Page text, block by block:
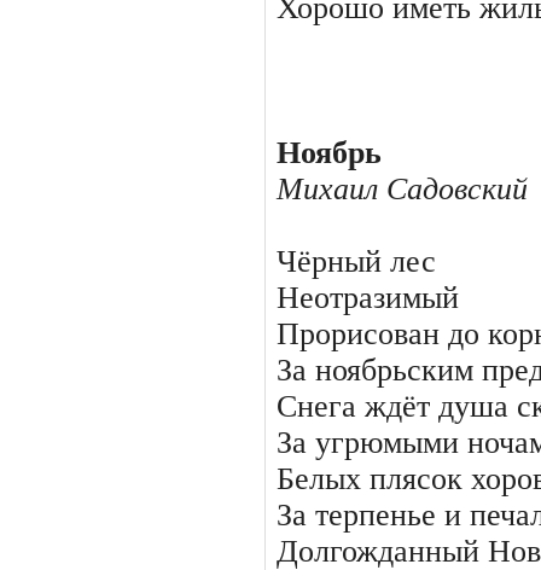
Хорошо иметь
Ноябрь
Михаил Садовский
Чёрный лес
Неотразимый
Прорисован до
За ноябрьским
Снега ждёт душа
За угрюмыми
Белых плясок
За терпенье и
Долгожданный